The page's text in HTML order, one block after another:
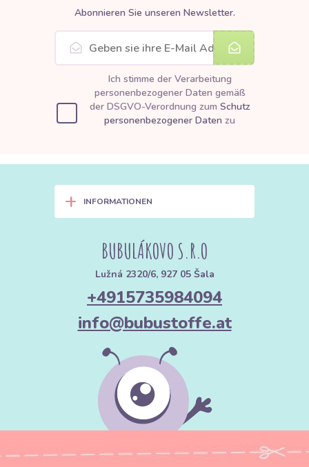
Abonnieren Sie unseren Newsletter.
Ich stimme der Verarbeitung
personenbezogener Daten gemäß
der DSGVO-Verordnung zum Schutz
personenbezogener Daten zu
+ INFORMATIONEN
BUBULÁKOVO S.R.O
Lužná 2320/6, 927 05 Šala
+4915735984094
info@bubustoffe.at